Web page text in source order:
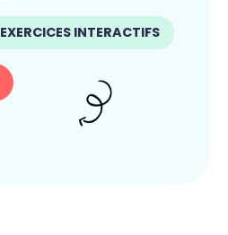
EXERCICES INTERACTIFS